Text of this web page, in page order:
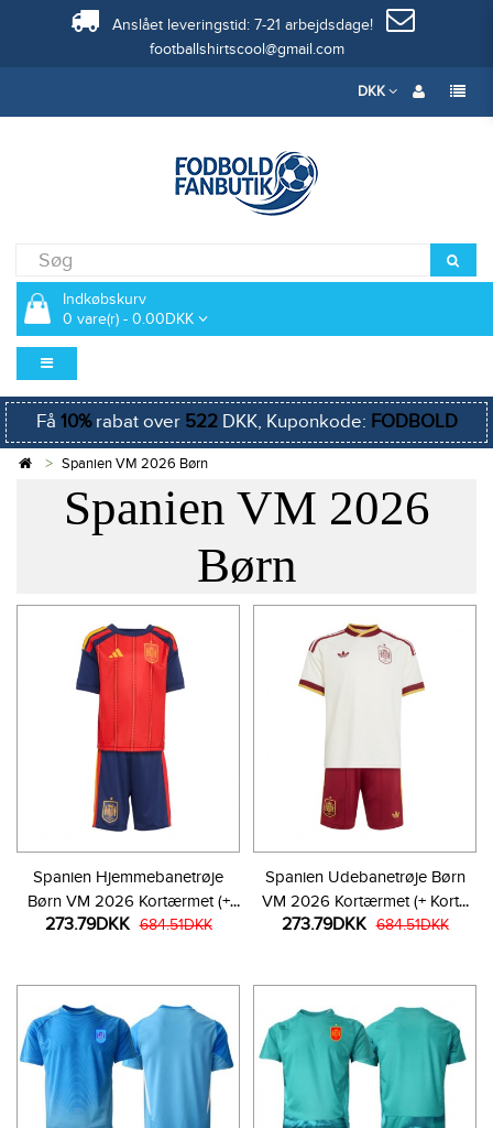
Anslået leveringstid: 7-21 arbejdsdage!
footballshirtscool@gmail.com
DKK
Indkøbskurv
0 vare(r) - 0.00DKK
Få 10%rabat over 522DKK, Kuponkode: FODBOLD
Spanien VM 2026 Børn
Spanien VM 2026
Børn
Spanien Hjemmebanetrøje
Børn VM 2026 Kortærmet (+
Korte bukser)
273.79DKK 684.51DKK
Spanien Udebanetrøje Børn
VM 2026 Kortærmet (+ Korte
bukser)
273.79DKK 684.51DKK